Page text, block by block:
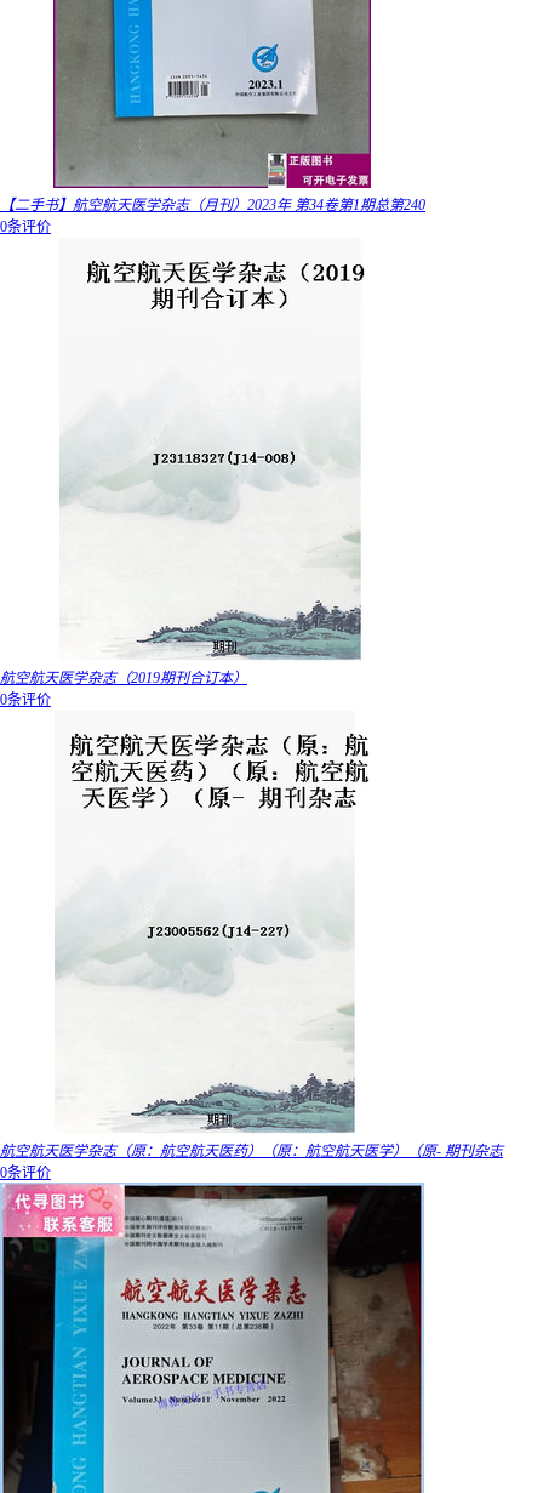
【二手书】航空航天医学杂志（月刊）2023年 第34卷第1期总第240
0条评价
航空航天医学杂志（2019期刊合订本）
0条评价
航空航天医学杂志（原：航空航天医药）（原：航空航天医学）（原- 期刊杂志
0条评价